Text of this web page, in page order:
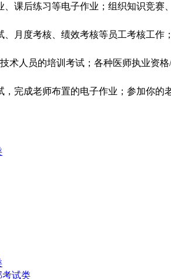
、课后练习等电子作业；组织知识竞
月度考核、绩效考核等员工考核工作
术人员的培训考试；各种医师执业资
完成老师布置的电子作业；参加你的
考试类